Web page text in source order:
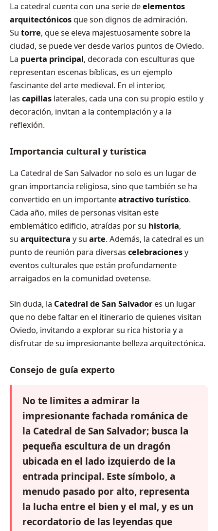
La catedral cuenta con una serie deelementos
arquitectónicos que son dignos de admiración.
Su torre, que se eleva majestuosamente sobre la
ciudad, se puede ver desde varios puntos de Oviedo.
La puerta principal, decorada con esculturas que
representan escenas bíblicas, es un ejemplo
fascinante del arte medieval. En el interior,
lascapillas laterales, cada una con su propio estilo y
decoración, invitan a la contemplación y a la
reflexión.
Importancia cultural y turística
La Catedral de San Salvador no solo es un lugar de
gran importancia religiosa, sino que también se ha
convertido en un importanteatractivo turístico.
Cada año, miles de personas visitan este
emblemático edificio, atraídas por su historia,
su arquitectura y su arte. Además, la catedral es un
punto de reunión para diversascelebracionesy
eventos culturales que están profundamente
arraigados en la comunidad ovetense.
Sin duda, la Catedral de San Salvador es un lugar
que no debe faltar en el itinerario de quienes visitan
Oviedo, invitando a explorar su rica historia y a
disfrutar de su impresionante belleza arquitectónica.
Consejo de guía experto
No te limites a admirar la
impresionante fachada románica de
la Catedral de San Salvador; busca la
pequeña escultura de un dragón
ubicada en el lado izquierdo de la
entrada principal. Este símbolo, a
menudo pasado por alto, representa
la lucha entre el bien y el mal, y es un
recordatorio de las leyendas que